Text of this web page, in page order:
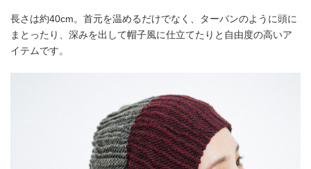
長さは約40cm。首元を温めるだけでなく、ターバンのように頭に
まとったり、深みを出して帽子風に仕立てたりと自由度の高いア
イテムです。